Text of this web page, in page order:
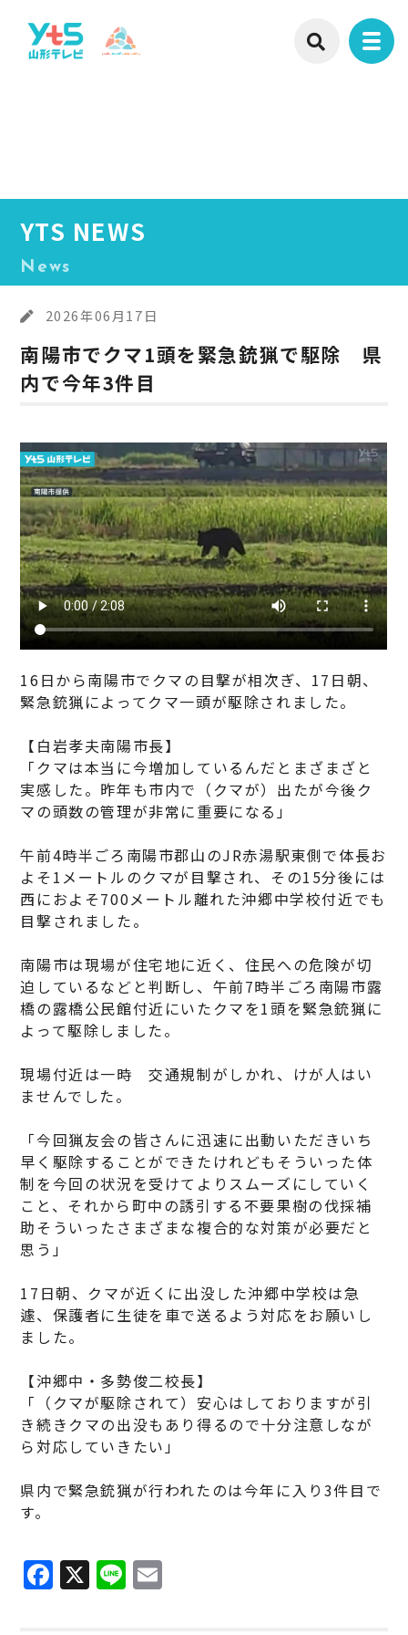
YTS NEWS
News
2026年06月17日
南陽市でクマ1頭を緊急銃猟で駆除 県
内で今年3件目
16日から南陽市でクマの目撃が相次ぎ、17日朝、
緊急銃猟によってクマ一頭が駆除されました。
【白岩孝夫南陽市長】
「クマは本当に今増加しているんだとまざまざと
実感した。昨年も市内で（クマが）出たが今後ク
マの頭数の管理が非常に重要になる」
午前4時半ごろ南陽市郡山のJR赤湯駅東側で体長お
よそ1メートルのクマが目撃され、その15分後には
西におよそ700メートル離れた沖郷中学校付近でも
目撃されました。
南陽市は現場が住宅地に近く、住民への危険が切
迫しているなどと判断し、午前7時半ごろ南陽市露
橋の露橋公民館付近にいたクマを1頭を緊急銃猟に
よって駆除しました。
現場付近は一時 交通規制がしかれ、けが人はい
ませんでした。
「今回猟友会の皆さんに迅速に出動いただきいち
早く駆除することができたけれどもそういった体
制を今回の状況を受けてよりスムーズにしていく
こと、それから町中の誘引する不要果樹の伐採補
助そういったさまざまな複合的な対策が必要だと
思う」
17日朝、クマが近くに出没した沖郷中学校は急
遽、保護者に生徒を車で送るよう対応をお願いし
ました。
【沖郷中・多勢俊二校長】
「（クマが駆除されて）安心はしておりますが引
き続きクマの出没もあり得るので十分注意しなが
ら対応していきたい」
県内で緊急銃猟が行われたのは今年に入り3件目で
す。
F
a
X Li
n